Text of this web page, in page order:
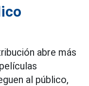
abre más
al público,